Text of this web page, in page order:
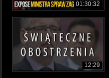
01:30:32
12:29